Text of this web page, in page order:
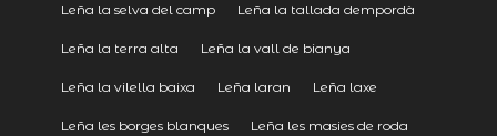
Leña la selva del camp Leña la tallada dempordà
Leña la terra alta Leña la vall de bianya
Leña la vilella baixa Leña laran Leña laxe
Leña les borges blanques Leña les masies de roda